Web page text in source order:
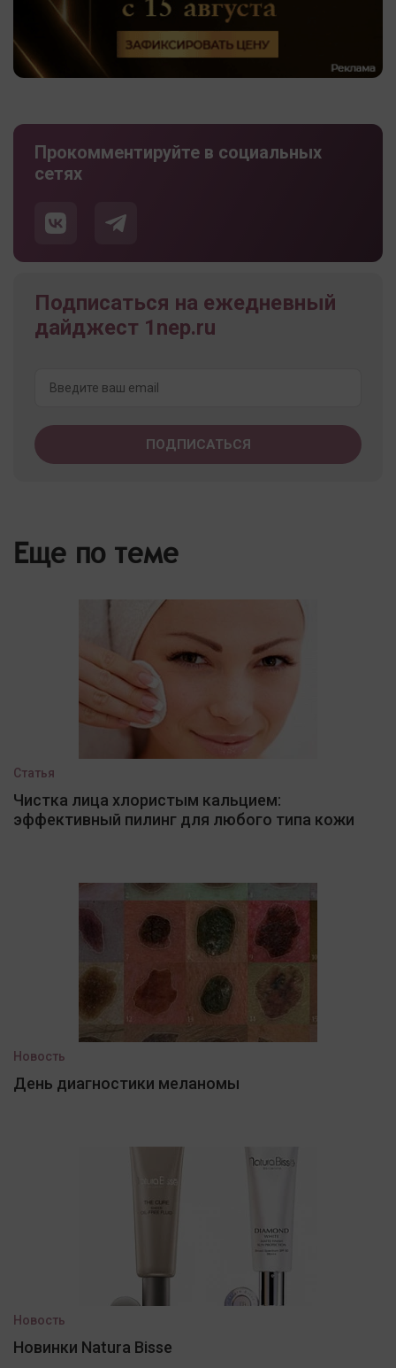
Прокомментируйте в социальных
сетях
Подписаться на ежедневный
дайджест 1nep.ru
Еще по теме
Статья
Чистка лица хлористым кальцием:
эффективный пилинг для любого типа кожи
Новость
День диагностики меланомы
Новость
Новинки Natura Bisse